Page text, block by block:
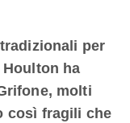
per
ha
molti
così fragili che